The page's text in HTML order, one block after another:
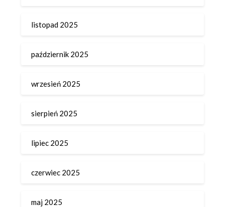
listopad 2025
październik 2025
wrzesień 2025
sierpień 2025
lipiec 2025
czerwiec 2025
maj 2025